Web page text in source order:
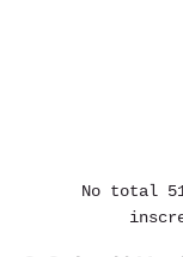
No total